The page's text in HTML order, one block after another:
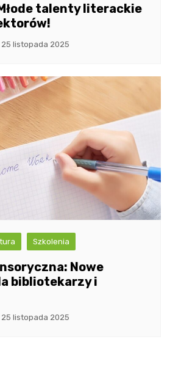
talenty literackie
25 listopada 2025
Szkolenia
Nowe
bibliotekarzy i
25 listopada 2025